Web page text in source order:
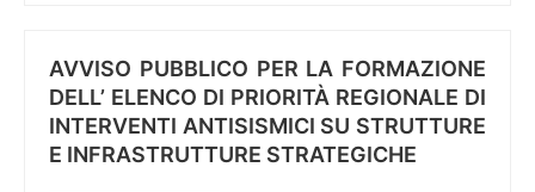
AVVISO PUBBLICO PER LA FORMAZIONE
DELL’ ELENCO DI PRIORITÀ REGIONALE DI
INTERVENTI ANTISISMICI SU STRUTTURE
E INFRASTRUTTURE STRATEGICHE